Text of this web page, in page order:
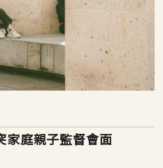
家庭親子監督會面